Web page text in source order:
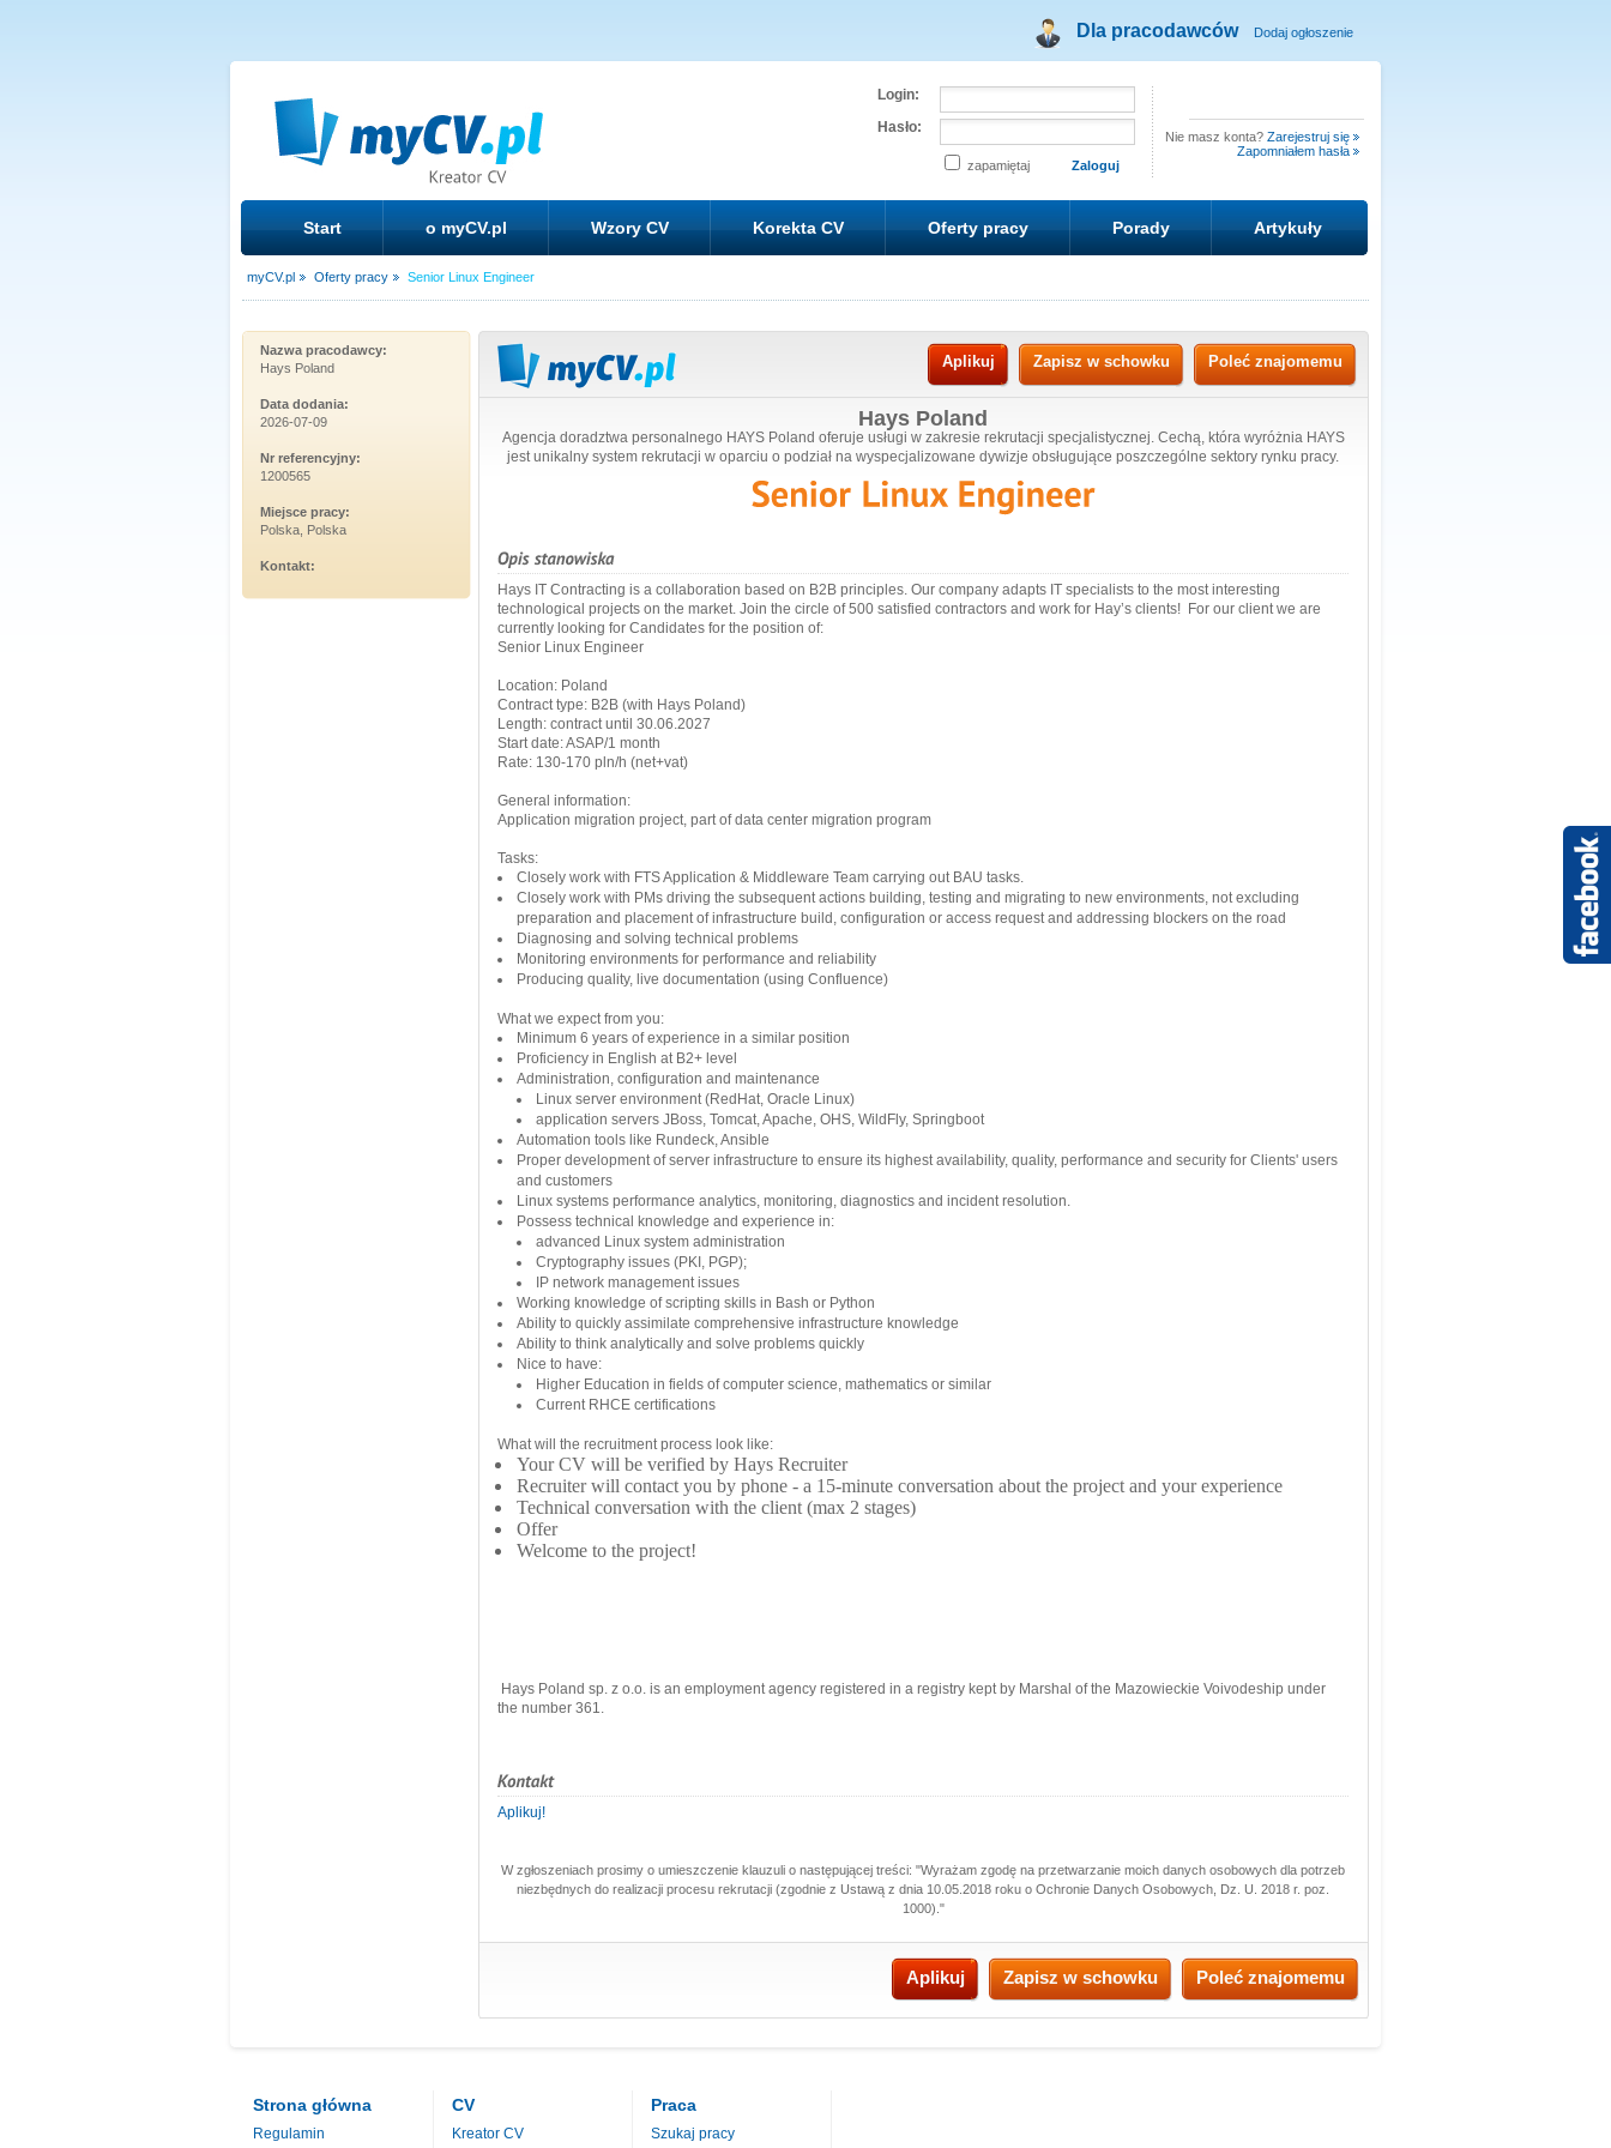
Dla pracodawców Dodaj ogłoszenie
Login:
Hasło:
zapamiętaj
Nie masz konta? Zarejestruj się
Zapomniałem hasła
Start o myCV.pl Wzory CV Korekta CV Oferty pracy Porady Artykuły
myCV.pl Oferty pracy Senior Linux Engineer
Nazwa pracodawcy:
Hays Poland
Data dodania:
2026-07-09
Nr referencyjny:
1200565
Miejsce pracy:
Polska, Polska
Kontakt:
Aplikuj Zapisz w schowku Poleć znajomemu
Hays Poland
Agencja doradztwa personalnego HAYS Poland oferuje usługi w zakresie rekrutacji specjalistycznej. Cechą, która wyróżnia HAYS
jest unikalny system rekrutacji w oparciu o podział na wyspecjalizowane dywizje obsługujące poszczególne sektory rynku pracy.
Hays IT Contracting is a collaboration based on B2B principles. Our company adapts IT specialists to the most interesting
technological projects on the market. Join the circle of 500 satisfied contractors and work for Hay’s clients! For our client we are
currently looking for Candidates for the position of:
Senior Linux Engineer
Location: Poland
Contract type: B2B (with Hays Poland)
Length: contract until 30.06.2027
Start date: ASAP/1 month
Rate: 130-170 pln/h (net+vat)
General information:
Application migration project, part of data center migration program
Tasks:
Closely work with FTS Application & Middleware Team carrying out BAU tasks.
Closely work with PMs driving the subsequent actions building, testing and migrating to new environments, not excluding
preparation and placement of infrastructure build, configuration or access request and addressing blockers on the road
Diagnosing and solving technical problems
Monitoring environments for performance and reliability
Producing quality, live documentation (using Confluence)
What we expect from you:
Minimum 6 years of experience in a similar position
Proficiency in English at B2+ level
Administration, configuration and maintenance
Linux server environment (RedHat, Oracle Linux)
application servers JBoss, Tomcat, Apache, OHS, WildFly, Springboot
Automation tools like Rundeck, Ansible
Proper development of server infrastructure to ensure its highest availability, quality, performance and security for Clients' users
and customers
Linux systems performance analytics, monitoring, diagnostics and incident resolution.
Possess technical knowledge and experience in:
advanced Linux system administration
Cryptography issues (PKI, PGP);
IP network management issues
Working knowledge of scripting skills in Bash or Python
Ability to quickly assimilate comprehensive infrastructure knowledge
Ability to think analytically and solve problems quickly
Nice to have:
Higher Education in fields of computer science, mathematics or similar
Current RHCE certifications
What will the recruitment process look like:
Your CV will be verified by Hays Recruiter
Recruiter will contact you by phone - a 15-minute conversation about the project and your experience
Technical conversation with the client (max 2 stages)
Offer
Welcome to the project!
Hays Poland sp. z o.o. is an employment agency registered in a registry kept by Marshal of the Mazowieckie Voivodeship under
the number 361.
Aplikuj!
W zgłoszeniach prosimy o umieszczenie klauzuli o następującej treści: "Wyrażam zgodę na przetwarzanie moich danych osobowych dla potrzeb
niezbędnych do realizacji procesu rekrutacji (zgodnie z Ustawą z dnia 10.05.2018 roku o Ochronie Danych Osobowych, Dz. U. 2018 r. poz.
1000)."
Aplikuj Zapisz w schowku Poleć znajomemu
Strona główna
Regulamin
CV
Kreator CV
Praca
Szukaj pracy